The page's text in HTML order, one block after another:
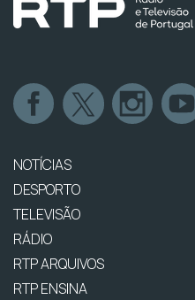
NOTÍCIAS
DESPORTO
TELEVISÃO
RÁDIO
RTP ARQUIVOS
RTP ENSINA